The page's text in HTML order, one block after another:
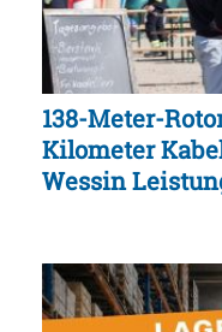
138-Meter-
Kilometer
Wessin